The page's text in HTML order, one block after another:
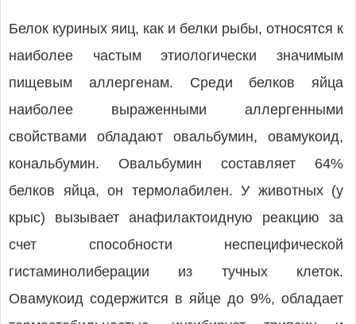
Белок куриных яиц, как и белки рыбы, относятся к
наиболее частым этиологически значимым
пищевым аллергенам. Среди белков яйца
наиболее выраженными аллергенными
свойствами обладают овальбумин, овамукоид,
кональбумин. Овальбумин составляет 64%
белков яйца, он термолабилен. У животных (у
крыс) вызывает анафилактоидную реакцию за
счет способности неспецифической
гистаминолиберации из тучных клеток.
Овамукоид содержится в яйце до 9%, обладает